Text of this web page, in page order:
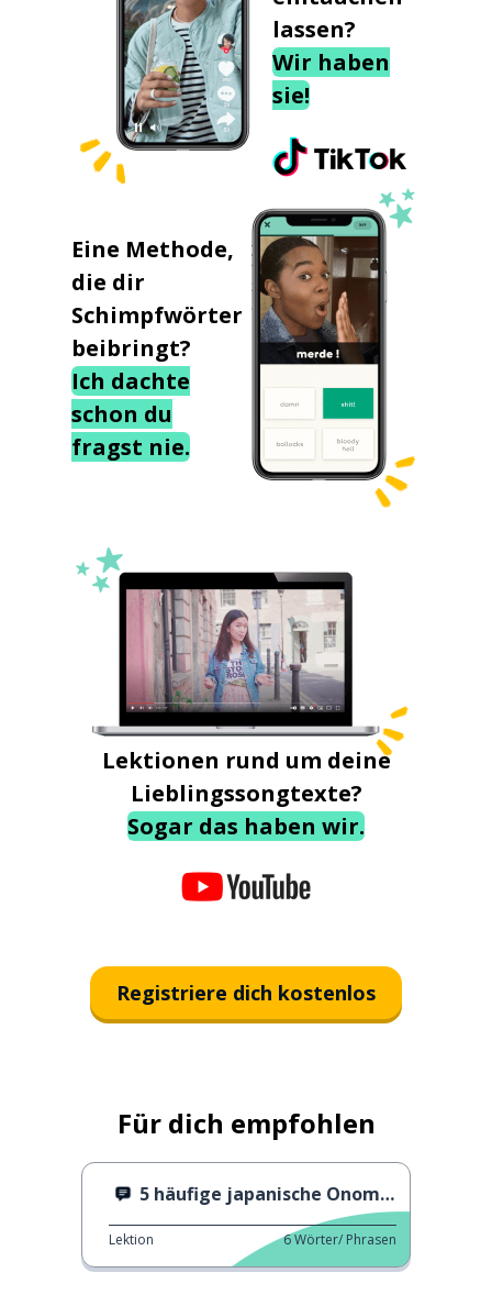
lassen?
Wir haben
sie!
Eine Methode,
die dir
Schimpfwörter
beibringt?
Ich dachte
schon du
fragst nie.
Lektionen rund um deine
Lieblingssongtexte?
Sogar das haben wir.
Registriere dich kostenlos
Für dich empfohlen
5 häufige japanische Onomatopoesien
Lektion 6Wörter/ Phrasen